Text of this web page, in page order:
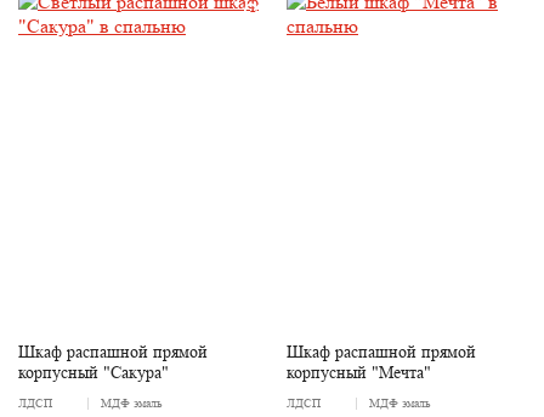
Шкаф распашной прямой
корпусный "Сакура"
ЛДСП МДФ эмаль
Шкаф распашной прямой
корпусный "Мечта"
ЛДСП МДФ эмаль